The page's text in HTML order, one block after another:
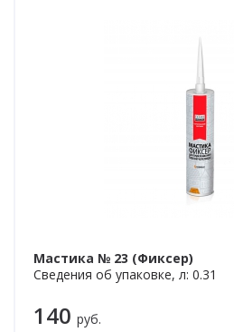
Мастика № 23 (Фиксер)
Сведения об упаковке, л: 0.31
140 руб.